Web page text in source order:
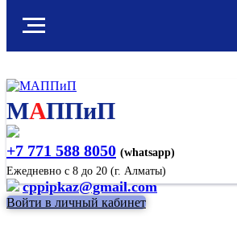
МАППиП
+7 771 588 8050 (whatsapp)
Ежедневно с 8 до 20 (г. Алматы)
cppipkaz@gmail.com
Войти в личный кабинет